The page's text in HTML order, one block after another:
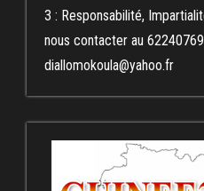
3 : Responsabilité,
nous contacter au
diallomokoula@yahoo.fr